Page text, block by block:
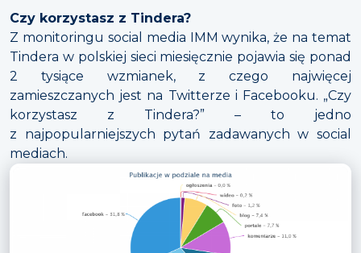
Czy korzystasz z Tindera?
Z monitoringu social media IMM wynika, że na temat
Tindera w polskiej sieci miesięcznie pojawia się ponad
2 tysiące wzmianek, z czego najwięcej
zamieszczanych jest na Twitterze i Facebooku. „Czy
korzystasz z Tindera?” – to jedno
z najpopularniejszych pytań zadawanych w social
mediach.